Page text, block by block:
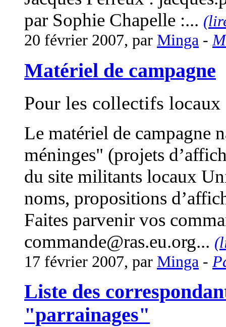
par Sophie Chapelle :...
20 février 2007, par Minga -
Matériel de campagne
Pour les collectifs
Le matériel de campagne
méninges" (projets
du site militants locaux
noms, propositions
Faites parvenir vos
commande@ras.eu.org...
17 février 2007, par Minga -
Liste des
"parrainages"